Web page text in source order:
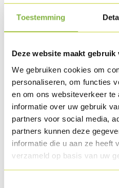
Toestemming
Deze website maakt gebruik
We gebruiken cookies om
personaliseren, om functies
en om ons websiteverkeer
informatie over uw gebruik
partners voor social media,
partners kunnen deze
informatie die u aan ze heeft
verzameld op basis van uw
Le
végétarien
nutritif et
Partager cet article